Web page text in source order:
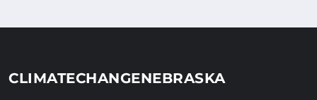
CLIMATECHANGENEBRASKA